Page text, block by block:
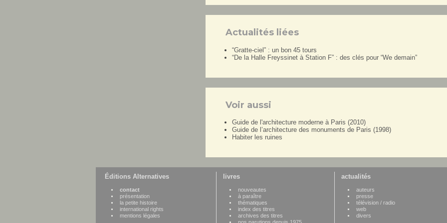
Actualités liées
“Gratte-ciel” : un bon 45 tours
“De la Halle Freyssinet à Station F” : des clés pour “We demain”
Voir aussi
Guide de l'architecture moderne à Paris (2010)
Guide de l’architecture des monuments de Paris (1998)
Habiter les ruines
Éditions Alternatives
contact
présentation
la petite histoire
international rights
mentions légales
livres
nouveautes
à paraître
thématiques
index des titres
archives des titres
actualités
auteurs
presse
télévision / radio
web
divers